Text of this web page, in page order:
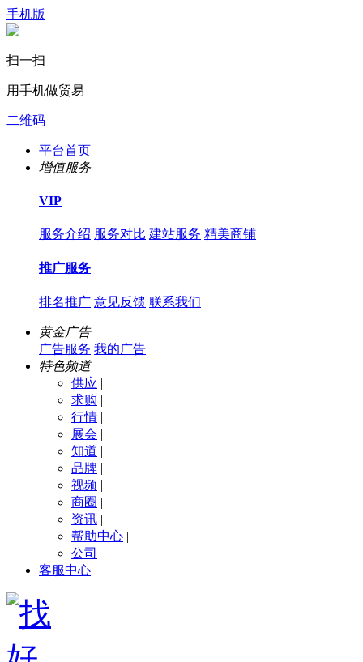
手机版
扫一扫
用手机做贸易
二维码
平台首页
增值服务
VIP
服务介绍 服务对比 建站服务 精美商铺
推广服务
排名推广 意见反馈 联系我们
黄金广告
广告服务 我的广告
特色频道
供应 |
求购 |
行情 |
展会 |
知道 |
品牌 |
视频 |
商圈 |
资讯 |
帮助中心 |
公司
客服中心